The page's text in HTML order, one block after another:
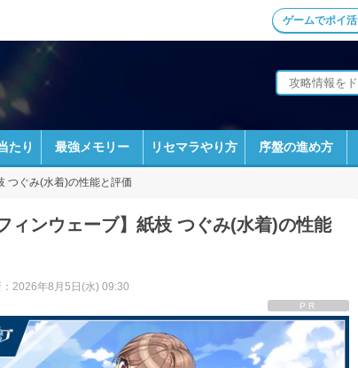
ゲームでポイ活
たり 最強メモリー リセマラやり方 序盤の進め方
つぐみ(水着)の性能と評価
ィンウェーブ】紙枝 つぐみ(水着)の性能
2026年8月5日(水) 09:30
PR